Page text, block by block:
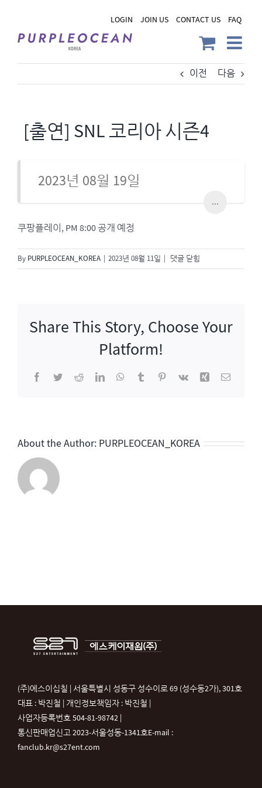
content
LOGIN JOIN US CONTACT US FAQ
이전 다음
[출연] SNL 코리아 시즌4
2023년 08월 19일
...
쿠팡플레이, PM 8:00 공개 예정
By PURPLEOCEAN_KOREA 2023년 08월 11일
[출
연]
아
댓글 닫힘
Share This Story, Choose Your
Platform!
Facebook
TwitterRedditLinkedInWhatsApp
TumblrPinterest
Vk Xing 이
About the Author: PURPLEOCEAN_KOREA
(주)에스이십칠 | 서울특별시 성동구 성수이로 69 (성수동2가), 301호
대표 : 박진철 | 개인정보책임자 : 박진철 |
사업자등록번호 504-81-98742 |
통신판매업신고 2023-서울성동-1341호E-mail :
fanclub.kr@s27ent.com